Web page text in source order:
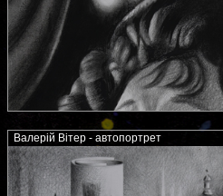
Валерій Вітер - автопортрет